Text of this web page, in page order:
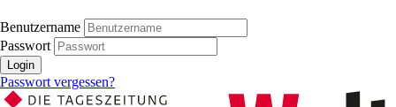
Benutzername
Passwort
Login
Passwort vergessen?